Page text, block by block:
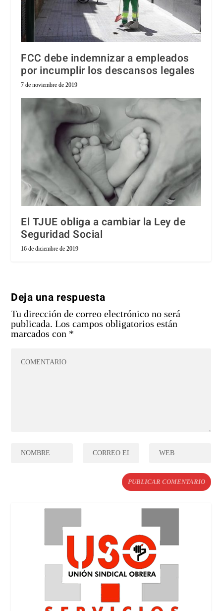
FCC debe indemnizar a empleados
por incumplir los descansos legales
7 de noviembre de 2019
El TJUE obliga a cambiar la Ley de
Seguridad Social
16 de diciembre de 2019
Deja una respuesta
Tu dirección de correo electrónico no será
publicada. Los campos obligatorios están
marcados con *